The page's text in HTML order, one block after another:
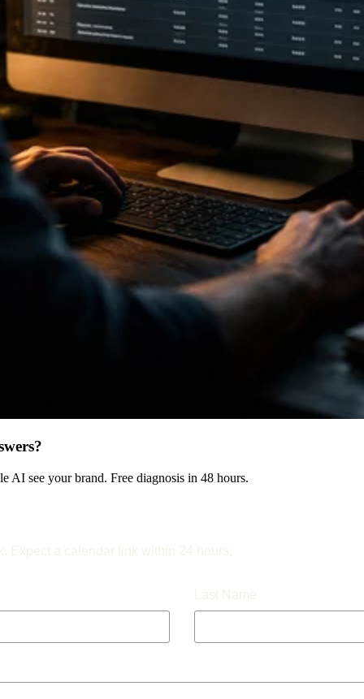
AI see your brand. Free diagnosis in 48 hours.